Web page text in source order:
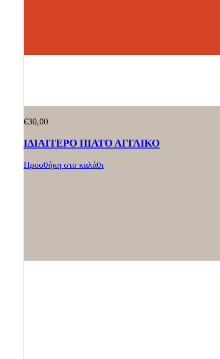
€30,00
ΙΔΙΑΙΤΕΡΟ ΠΙΑΤΟ ΑΓΓΛΙΚΟ
Προσθήκη στο καλάθι